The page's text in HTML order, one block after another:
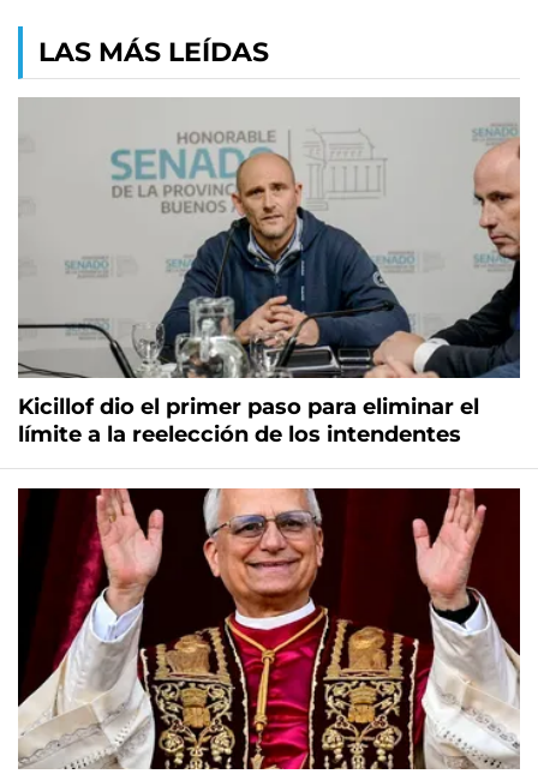
LAS MÁS LEÍDAS
Kicillof dio el primer paso para eliminar el
límite a la reelección de los intendentes